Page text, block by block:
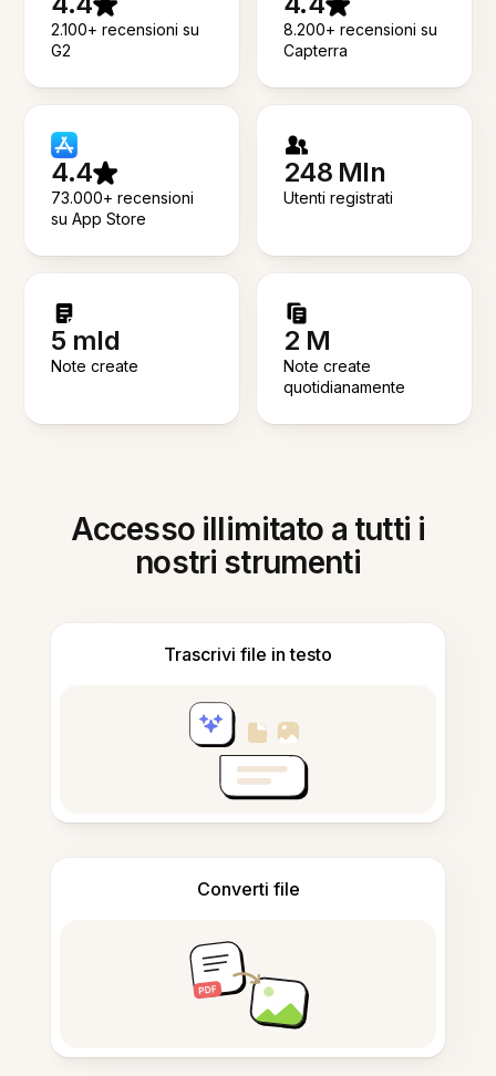
2.100+ recensioni su
G2
8.200+ recensioni su
Capterra
4.4
73.000+ recensioni
su App Store
248 Mln
Utenti registrati
5 mld
Note create
2 M
Note create
quotidianamente
Accesso illimitato a tutti i
nostri strumenti
Trascrivi file in testo
Converti file